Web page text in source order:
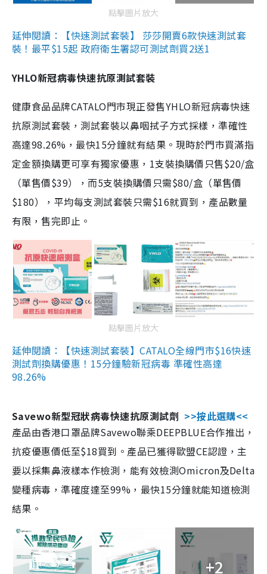
點擊圖片放大
延伸閱讀：【快速測試套裝】 莎莎開賣6款快速測試套
裝！最平$15起 政府衛生署認可測試劑買2送1
YHLO新冠病毒快速抗原測試套裝
健康食品品牌CATALO門市現正發售YHLO新冠病毒快速
抗原測試套裝，測試套裝以鼻咽拭子方式採樣，準確性
高達98.26%，最快15分鐘就有結果。現時於門市買滿指
定金額換購更可享有獨家優惠，1支裝換購價只售$20/盒
（單售價$39），而5支裝換購價只需$80/盒（單售價
$180），平均每支測試套裝只需$16就買到，產品數量
有限，售完即止。
點擊圖片放大
延伸閱讀：【快速測試套裝】CATALO全線門市$16快速
測試劑換購優惠！15分鐘驗新冠病毒 準確性高達
98.26%
Savewo新型冠狀病毒快速抗原測試劑 >>按此選購<<
產品由香港口罩品牌Savewo聯乘DEEPBLUE合作推出，
抗疫優惠價低至$18買到。產品已獲得歐盟CE認證，主
要以採集鼻液樣本作檢測，能有效檢測Omicron及Delta
變種病毒，準確度達至99%，最快15分鐘就能知道檢測
結果。
+2